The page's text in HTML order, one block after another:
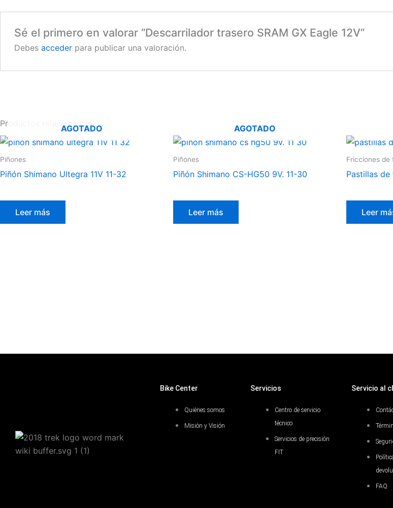
Sé el primero en valorar “Descarrilador trasero SRAM GX Eagle 12V”
Debes accederpara publicar una valoración.
Productos relacionados
AGOTADO
Piñones
Piñón Shimano Ultegra 11V 11-32
Leer más
AGOTADO
Piñones
Piñón Shimano CS-HG50 9V. 11-30
Leer más
Fricciones de
Pastillas
Leer
Bike Center
Quiénes somos
Misión y Visión
Servicios
Centro de servicio
técnico
Servicios de precisión
FIT
Servicio al
FAQ